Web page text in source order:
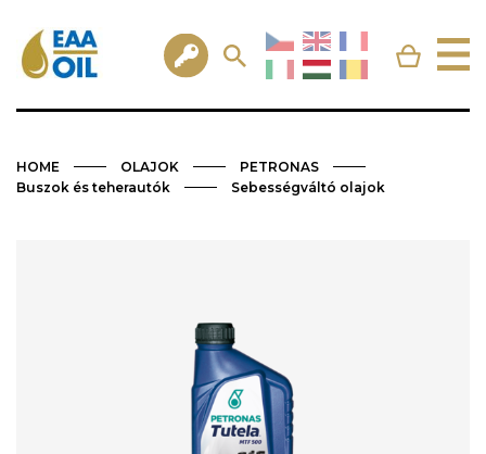
HOME OLAJOK
PETRONAS
Buszok és teherautók
Sebességváltó olajok